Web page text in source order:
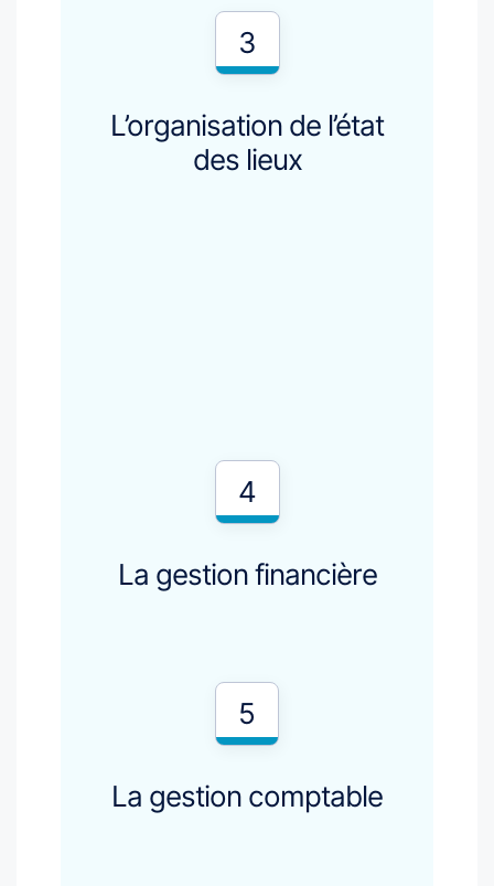
3
L’organisation de l’état
des lieux
4
La gestion financière
5
La gestion comptable